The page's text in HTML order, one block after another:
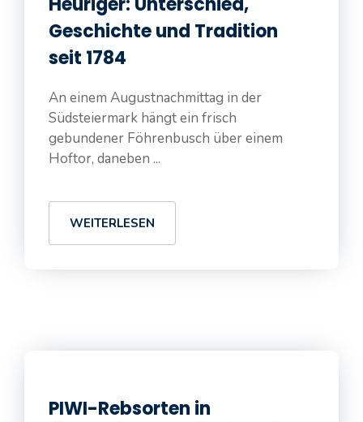
Geschichte und Tradition
seit 1784
An einem Augustnachmittag in der
Südsteiermark hängt ein frisch
gebundener Föhrenbusch über einem
Hoftor, daneben ...
WEITERLESEN
PIWI-Rebsorten in